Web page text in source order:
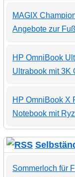
MAGIX
Angebote zur
HP OmniBook
Ultrabook mit 3K
HP OmniBook X
Notebook mit
Sommerloch für